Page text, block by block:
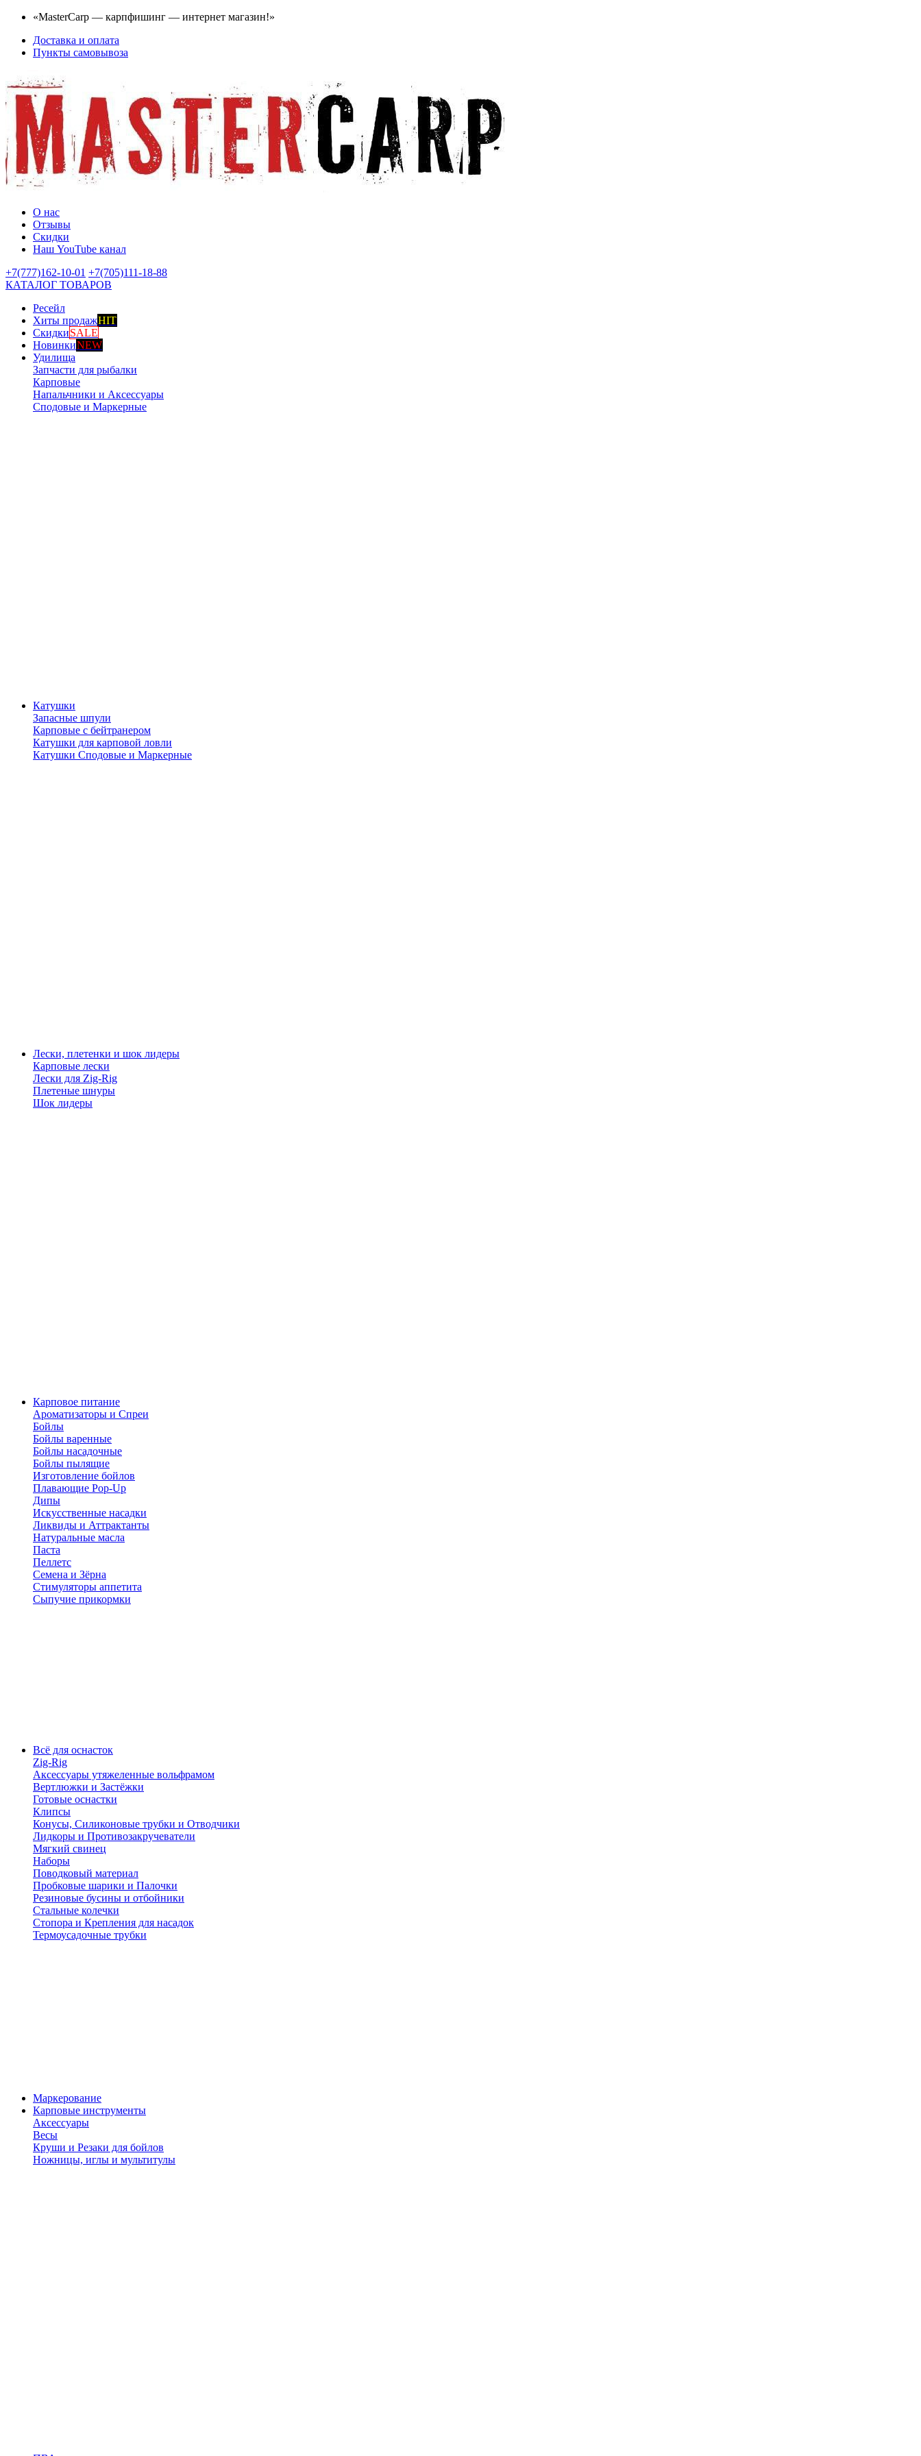
«MasterCarp — карпфишинг — интернет магазин!»
Доставка и оплата
Пункты самовывоза
О нас
Отзывы
Скидки
Наш YouTube канал
+7(777)162-10-01 +7(705)111-18-88
КАТАЛОГ ТОВАРОВ
Ресейл
Хиты продажHIT
СкидкиSALE
НовинкиNEW
Удилища
Запчасти для рыбалки
Карповые
Напальчники и Аксессуары
Сподовые и Маркерные
Катушки
Запасные шпули
Карповые с бейтранером
Катушки для карповой ловли
Катушки Сподовые и Маркерные
Лески, плетенки и шок лидеры
Карповые лески
Лески для Zig-Rig
Плетеные шнуры
Шок лидеры
Карповое питание
Ароматизаторы и Спреи
Бойлы
Бойлы варенные
Бойлы насадочные
Бойлы пылящие
Изготовление бойлов
Плавающие Pop-Up
Дипы
Искусственные насадки
Ликвиды и Аттрактанты
Натуральные масла
Паста
Пеллетс
Семена и Зёрна
Стимуляторы аппетита
Сыпучие прикормки
Всё для оснасток
Zig-Rig
Аксессуары утяжеленные вольфрамом
Вертлюжки и Застёжки
Готовые оснастки
Клипсы
Конусы, Силиконовые трубки и Отводчики
Лидкоры и Противозакручеватели
Мягкий свинец
Наборы
Поводковый материал
Пробковые шарики и Палочки
Резиновые бусины и отбойники
Стальные колечки
Стопора и Крепления для насадок
Термоусадочные трубки
Маркерование
Карповые инструменты
Аксессуары
Весы
Круши и Резаки для бойлов
Ножницы, иглы и мультитулы